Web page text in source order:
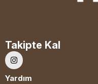
Takipte Kal
Yardım